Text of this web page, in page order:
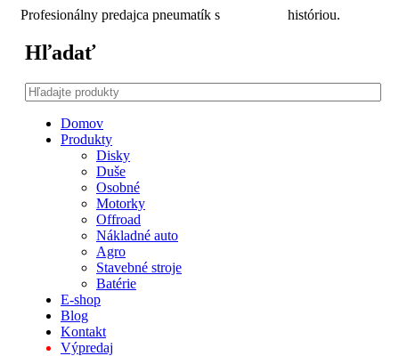
Profesionálny predajca pneumatík s históriou.
Hľadať
Domov
Produkty
Disky
Duše
Osobné
Motorky
Offroad
Nákladné auto
Agro
Stavebné stroje
Batérie
E-shop
Blog
Kontakt
Výpredaj